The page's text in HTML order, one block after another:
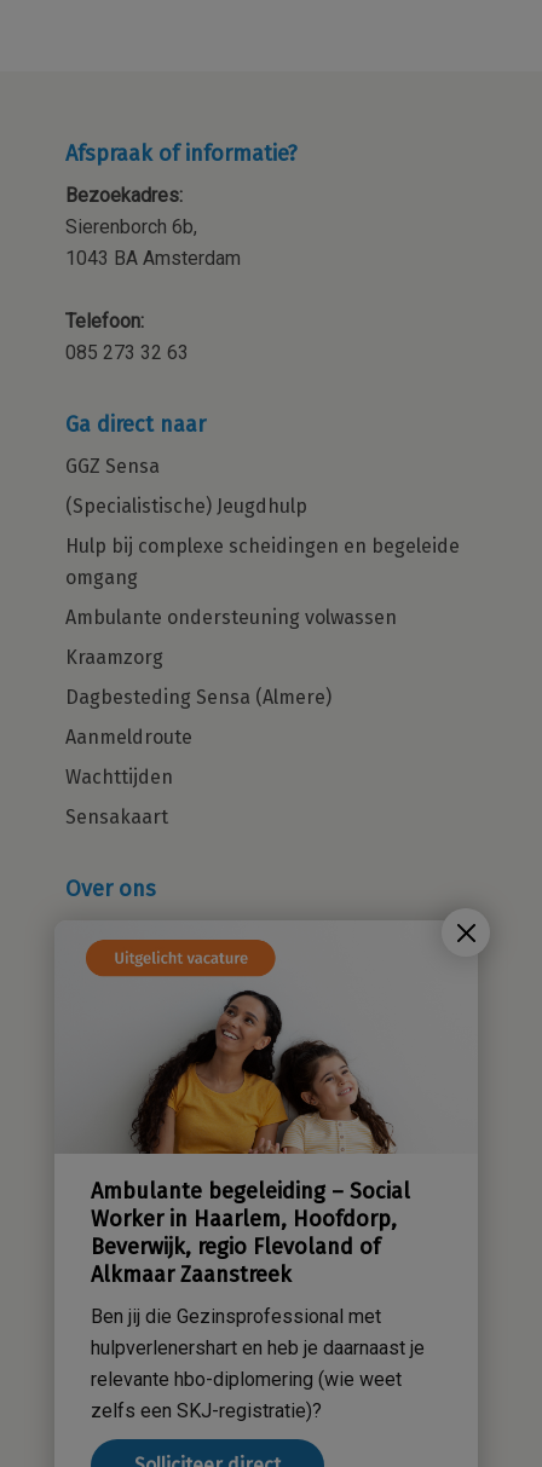
Ambulante begeleiding – Social
Worker in Haarlem, Hoofdorp,
Beverwijk, regio Flevoland of
Alkmaar Zaanstreek
Ben jij die Gezinsprofessional met
hulpverlenershart en heb je daarnaast je
relevante hbo-diplomering (wie weet
zelfs een SKJ-registratie)?
Afspraak of informatie?
Bezoekadres:
Sierenborch 6b,
1043 BA Amsterdam
Telefoon:
085 273 32 63
Ga direct naar
GGZ Sensa
(Specialistische) Jeugdhulp
Hulp bij complexe scheidingen en begeleide
omgang
Ambulante ondersteuning volwassen
Kraamzorg
Dagbesteding Sensa (Almere)
Aanmeldroute
Wachttijden
Sensakaart
Over ons
Cliëntenraad
Sensatieve methodiek
Groene zorg
Stichting Sensa
Contact